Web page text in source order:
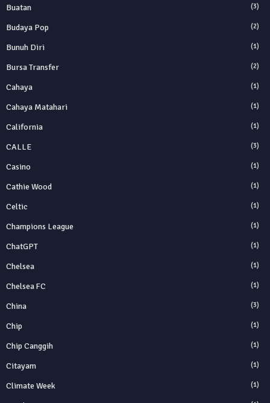
Buatan (3)
Budaya Pop (2)
Bunuh Diri (1)
Bursa Transfer (2)
Cahaya (1)
Cahaya Matahari (1)
California (1)
CALLE (3)
Casino (1)
Cathie Wood (1)
Celtic (1)
Champions League (1)
ChatGPT (1)
Chelsea (1)
Chelsea FC (1)
China (3)
Chip (1)
Chip Canggih (1)
Citayam (1)
Climate Week (1)